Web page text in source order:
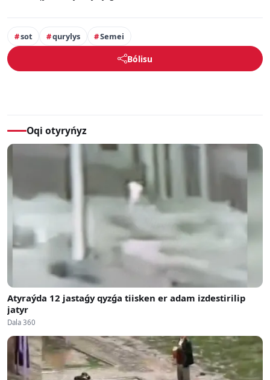
sot qurylys Semei
Bólisu
Oqi otyryńyz
Atyraýda 12 jastaǵy qyzǵa tiisken er adam izdestirilip
jatyr
Dala 360